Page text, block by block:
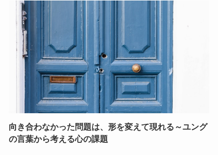
向き合わなかった問題は、形を変えて現れる～ユング
の言葉から考える心の課題